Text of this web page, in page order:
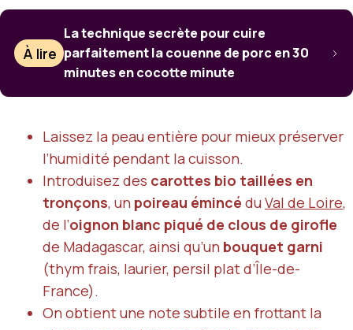
À lire
La technique secrète pour cuire
parfaitement la couenne de porc en 30
minutes en cocotte minute
Laissez la peau entière pour mieux préserver
l’humidité pendant la cuisson.
Introduisez des carottes bio taillées en
tronçons, un poireau émincé du Val de Loire,
de l’oignon blanc piqué de clous de girofle
de Madagascar, ainsi qu’un bouquet garni
(thym frais, laurier, persil plat d’Île-de-
France).
On obtient une note subtile en frottant la